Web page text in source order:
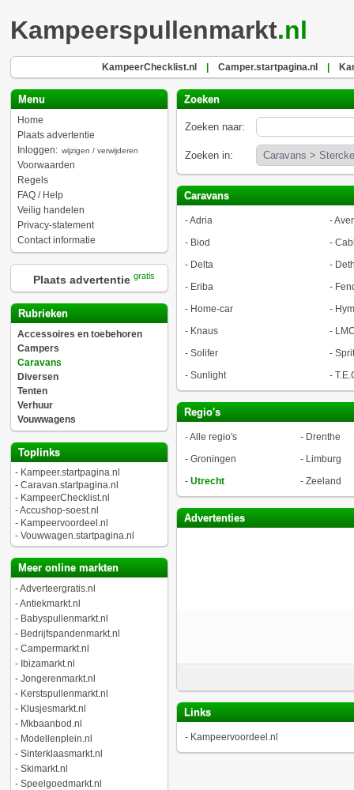
Kampeerspullenmarkt.nl
KampeerChecklist.nl Camper.startpagina.nl
Menu
Home
Plaats advertentie
Inloggen: wijzigen / verwijderen
Voorwaarden
Regels
FAQ / Help
Veilig handelen
Privacy-statement
Contact informatie
Plaats advertentie gratis
Rubrieken
Accessoires en toebehoren
Campers
Caravans
Diversen
Tenten
Verhuur
Vouwwagens
Toplinks
- Kampeer.startpagina.nl
- Caravan.startpagina.nl
- KampeerChecklist.nl
-Accushop-soest.nl
- Kampeervoordeel.nl
- Vouwwagen.startpagina.nl
Meer online markten
-Adverteergratis.nl
-Antiekmarkt.nl
- Babyspullenmarkt.nl
- Bedrijfspandenmarkt.nl
- Campermarkt.nl
- Ibizamarkt.nl
- Jongerenmarkt.nl
- Kerstspullenmarkt.nl
- Klusjesmarkt.nl
- Mkbaanbod.nl
- Modellenplein.nl
- Sinterklaasmarkt.nl
- Skimarkt.nl
- Speelgoedmarkt.nl
Zoeken
Zoeken naar:
Zoeken in:
Caravans
-Adria -
- Biod -
- Delta -
- Eriba -
- Home-car -
- Knaus -
- Solifer -
- Sunlight -
Regio's
-Alle regio's - Drenthe
- Groningen - Limburg
- Utrecht - Zeeland
Advertenties
Links
- Kampeervoordeel.nl